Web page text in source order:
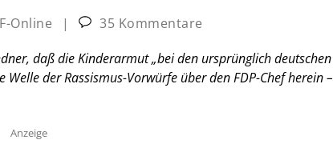
Online |
35 Kommentare
daß die Kinderarmut „bei den ursprünglich deutschen
der Rassismus-Vorwürfe über den FDP-Chef herein –
Anzeige